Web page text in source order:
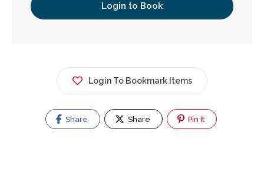
Login to Book
Login To Bookmark Items
Share Share Pin It